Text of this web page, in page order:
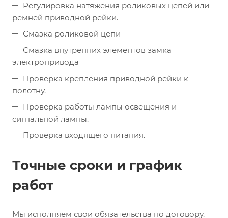
Регулировка натяжения роликовых цепей или
ремней приводной рейки.
Смазка роликовой цепи
Смазка внутренних элементов замка
электропривода
Проверка крепления приводной рейки к
полотну.
Проверка работы лампы освещения и
сигнальной лампы.
Проверка входящего питания.
Точные сроки и график
работ
Мы исполняем свои обязательства по договору.